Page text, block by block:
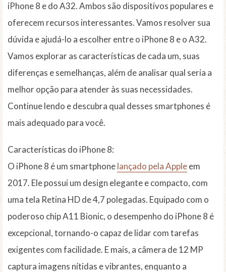
iPhone 8 e do A32. Ambos são dispositivos populares e
oferecem recursos interessantes. Vamos resolver sua
dúvida e ajudá-lo a escolher entre o iPhone 8 e o A32.
Vamos explorar as características de cada um, suas
diferenças e semelhanças, além de analisar qual seria a
melhor opção para atender às suas necessidades.
Continue lendo e descubra qual desses smartphones é
mais adequado para você.
Características do iPhone 8:
O iPhone 8 é um smartphonelançado pela Appleem
2017. Ele possui um design elegante e compacto, com
uma tela Retina HD de 4,7 polegadas. Equipado com o
poderoso chip A11 Bionic, o desempenho do iPhone 8 é
excepcional, tornando-o capaz de lidar com tarefas
exigentes com facilidade. E mais, a câmera de 12 MP
captura imagens nítidas e vibrantes, enquanto a